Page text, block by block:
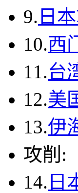
9. 日
10.西
11.台
12.美
13.伊
攻削:
14. 日